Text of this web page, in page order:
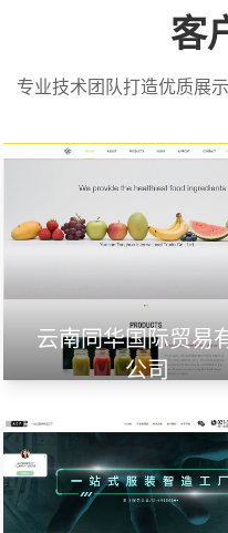
客
专业技术团队打造优质展
云南同华国际贸易
公司